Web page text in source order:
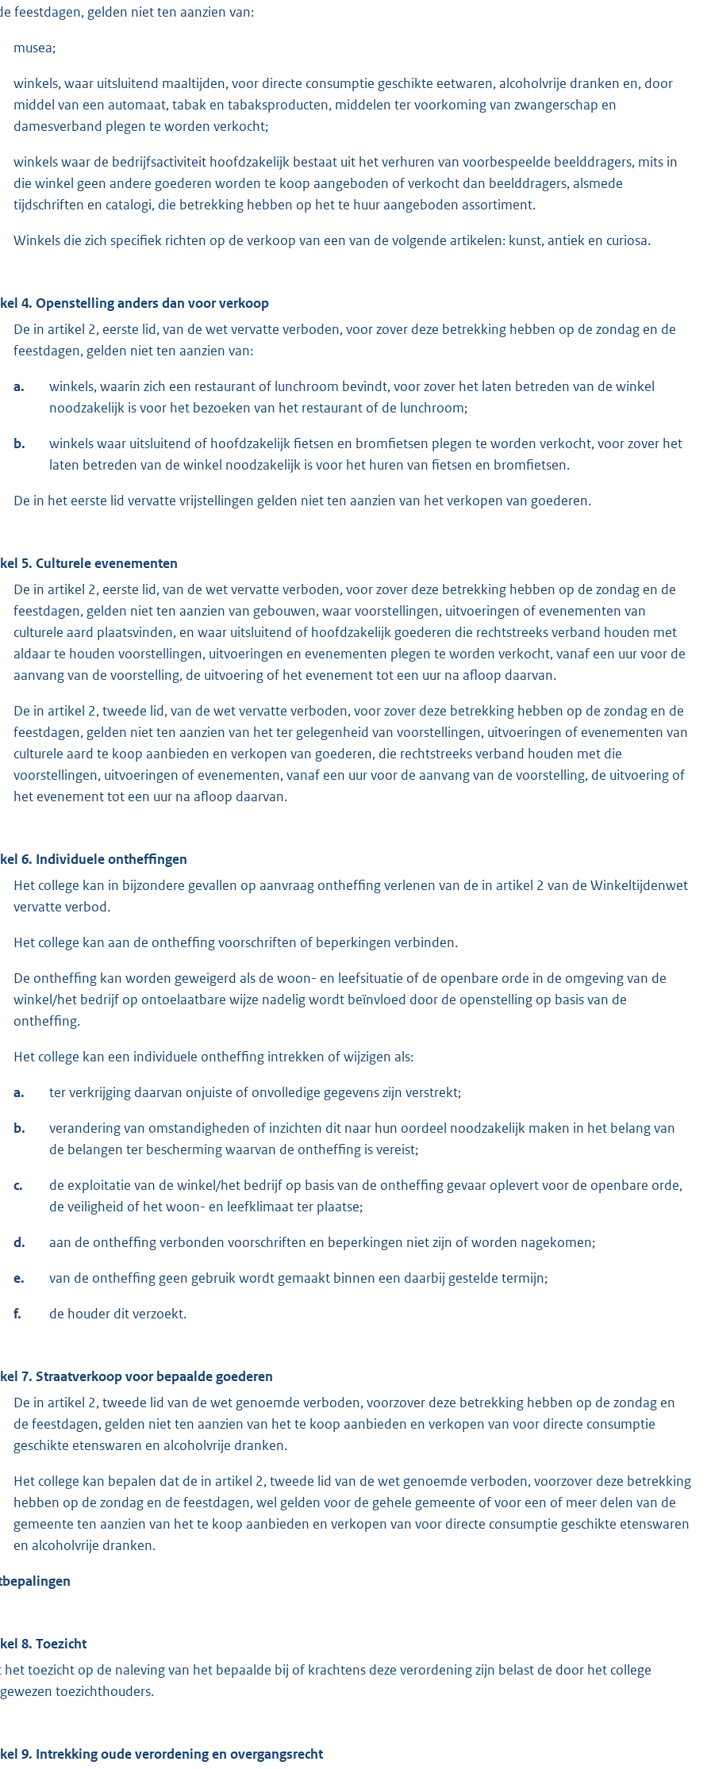
feestdagen, gelden niet ten aanzien van:
musea;
winkels, waar uitsluitend maaltijden, voor directe consumptie geschikte eetwaren, alcoholvrije dranken en, door
middel van een automaat, tabak en tabaksproducten, middelen ter voorkoming van zwangerschap en
damesverband plegen te worden verkocht;
winkels waar de bedrijfsactiviteit hoofdzakelijk bestaat uit het verhuren van voorbespeelde beelddragers, mits in
die winkel geen andere goederen worden te koop aangeboden of verkocht dan beelddragers, alsmede
tijdschriften en catalogi, die betrekking hebben op het te huur aangeboden assortiment.
Winkels die zich specifiek richten op de verkoop van een van de volgende artikelen: kunst, antiek en curiosa.
4. Openstelling anders dan voor verkoop
De in artikel 2, eerste lid, van de wet vervatte verboden, voor zover deze betrekking hebben op de zondag en de
feestdagen, gelden niet ten aanzien van:
a.
winkels, waarin zich een restaurant of lunchroom bevindt, voor zover het laten betreden van de winkel
noodzakelijk is voor het bezoeken van het restaurant of de lunchroom;
b.
winkels waar uitsluitend of hoofdzakelijk fietsen en bromfietsen plegen te worden verkocht, voor zover het
laten betreden van de winkel noodzakelijk is voor het huren van fietsen en bromfietsen.
De in het eerste lid vervatte vrijstellingen gelden niet ten aanzien van het verkopen van goederen.
5. Culturele evenementen
De in artikel 2, eerste lid, van de wet vervatte verboden, voor zover deze betrekking hebben op de zondag en de
feestdagen, gelden niet ten aanzien van gebouwen, waar voorstellingen, uitvoeringen of evenementen van
culturele aard plaatsvinden, en waar uitsluitend of hoofdzakelijk goederen die rechtstreeks verband houden met
aldaar te houden voorstellingen, uitvoeringen en evenementen plegen te worden verkocht, vanaf een uur voor de
aanvang van de voorstelling, de uitvoering of het evenement tot een uur na afloop daarvan.
De in artikel 2, tweede lid, van de wet vervatte verboden, voor zover deze betrekking hebben op de zondag en de
feestdagen, gelden niet ten aanzien van het ter gelegenheid van voorstellingen, uitvoeringen of evenementen van
culturele aard te koop aanbieden en verkopen van goederen, die rechtstreeks verband houden met die
voorstellingen, uitvoeringen of evenementen, vanaf een uur voor de aanvang van de voorstelling, de uitvoering of
het evenement tot een uur na afloop daarvan.
6. Individuele ontheffingen
Het college kan in bijzondere gevallen op aanvraag ontheffing verlenen van de in artikel 2 van de Winkeltijdenwet
vervatte verbod.
Het college kan aan de ontheffing voorschriften of beperkingen verbinden.
De ontheffing kan worden geweigerd als de woon- en leefsituatie of de openbare orde in de omgeving van de
winkel/het bedrijf op ontoelaatbare wijze nadelig wordt beïnvloed door de openstelling op basis van de
ontheffing.
Het college kan een individuele ontheffing intrekken of wijzigen als:
a. ter verkrijging daarvan onjuiste of onvolledige gegevens zijn verstrekt;
b.
verandering van omstandigheden of inzichten dit naar hun oordeel noodzakelijk maken in het belang van
de belangen ter bescherming waarvan de ontheffing is vereist;
c.
de exploitatie van de winkel/het bedrijf op basis van de ontheffing gevaar oplevert voor de openbare orde,
de veiligheid of het woon- en leefklimaat ter plaatse;
d. aan de ontheffing verbonden voorschriften en beperkingen niet zijn of worden nagekomen;
e. van de ontheffing geen gebruik wordt gemaakt binnen een daarbij gestelde termijn;
f. de houder dit verzoekt.
7. Straatverkoop voor bepaalde goederen
De in artikel 2, tweede lid van de wet genoemde verboden, voorzover deze betrekking hebben op de zondag en
de feestdagen, gelden niet ten aanzien van het te koop aanbieden en verkopen van voor directe consumptie
geschikte etenswaren en alcoholvrije dranken.
Het college kan bepalen dat de in artikel 2, tweede lid van de wet genoemde verboden, voorzover deze betrekking
hebben op de zondag en de feestdagen, wel gelden voor de gehele gemeente of voor een of meer delen van de
gemeente ten aanzien van het te koop aanbieden en verkopen van voor directe consumptie geschikte etenswaren
en alcoholvrije dranken.
8. Toezicht
het toezicht op de naleving van het bepaalde bij of krachtens deze verordening zijn belast de door het college
toezichthouders.
9. Intrekking oude verordening en overgangsrecht